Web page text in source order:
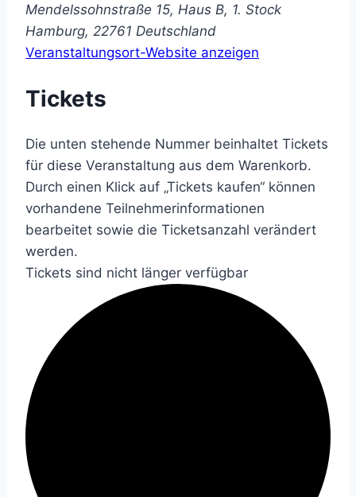
Mendelssohnstraße 15, Haus B, 1. Stock
Hamburg, 22761 Deutschland
Veranstaltungsort-Website anzeigen
Tickets
Die unten stehende Nummer beinhaltet Tickets
für diese Veranstaltung aus dem Warenkorb.
Durch einen Klick auf „Tickets kaufen“ können
vorhandene Teilnehmerinformationen
bearbeitet sowie die Ticketsanzahl verändert
werden.
Tickets sind nicht länger verfügbar